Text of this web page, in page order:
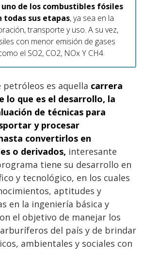
uno de los combustibles fósiles
todas sus etapas, ya sea en la
transporte y uso. A su vez,
con menor emisión de gases
el SO2, CO2, NOx Y CH4.
petróleos es aquella carrera
lo que es el desarrollo, la
de técnicas para
y procesar
convertirlos en
o derivados, interesante
tiene su desarrollo en
y tecnológico, en los cuales
aptitudes y
en la ingeniería básica y
el objetivo de manejar los
del país y de brindar
ambientales y sociales con